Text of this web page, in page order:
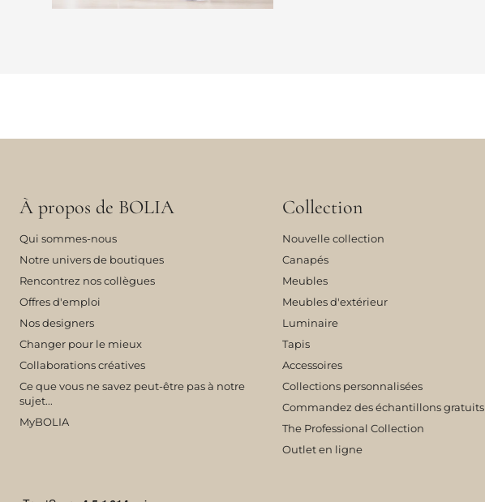
À propos de BOLIA
Qui sommes-nous
Notre univers de boutiques
Rencontrez nos collègues
Offres d'emploi
Nos designers
Changer pour le mieux
Collaborations créatives
Ce que vous ne savez peut-être pas à notre
sujet...
MyBOLIA
Collection
Nouvelle collection
Canapés
Meubles
Meubles d'extérieur
Luminaire
Tapis
Accessoires
Collections personnalisées
Commandez des échantillons gratuits
The Professional Collection
Outlet en ligne